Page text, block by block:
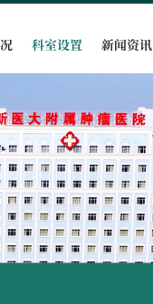
科室设置 新闻资讯
设置